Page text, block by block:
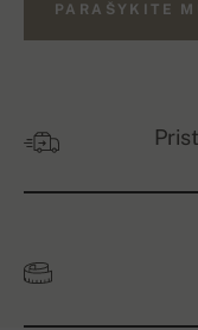
PARAŠYKITE